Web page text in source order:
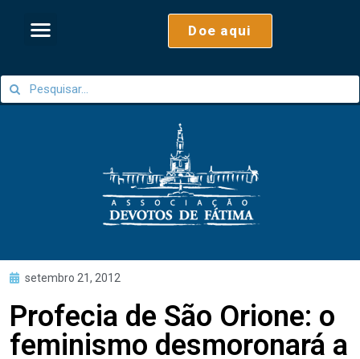
Doe aqui
setembro 21, 2012
Profecia de São Orione: o
feminismo desmoronará a